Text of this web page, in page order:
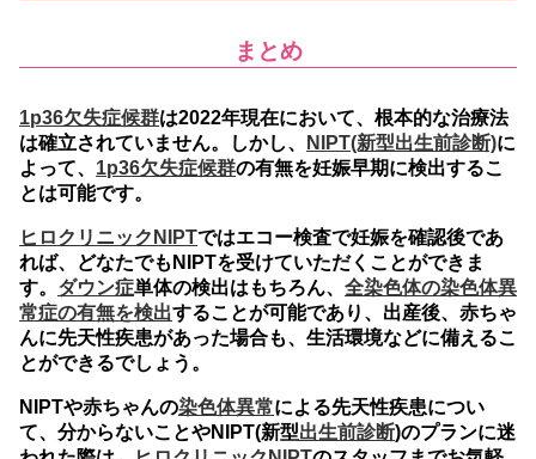
まとめ
1p36欠失症候群は2022年現在において、根本的な治療法
は確立されていません。しかし、
NIPT(新型出生前診断)に
よって、 1p36欠失症候群の有無を妊娠早期に検出するこ
とは可能です。
ヒロクリニックNIPTではエコー検査で妊娠を確認後であ
れば、どなたでもNIPTを受けていただくことができま
す。 ダウン症単体の検出はもちろん、 全染色体の染色体異
常症の有無を検出することが可能であり、出産後、赤ちゃ
んに先天性疾患があった場合も、生活環境などに備えるこ
とができるでしょう。
NIPTや赤ちゃんの染色体異常による先天性疾患につい
て、分からないことやNIPT(新型出生前診断)のプランに迷